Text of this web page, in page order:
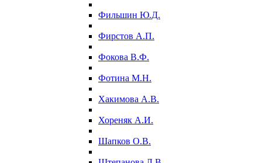
Фильшин Ю.Д.
Фирстов А.П.
Фокова В.Ф.
Фотина М.Н.
Хакимова А.В.
Хореняк А.И.
Шапков О.В.